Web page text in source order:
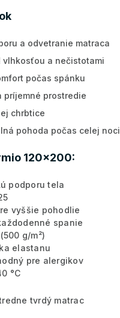
a odvetranie matraca
vlhkosťou a nečistotami
počas spánku
príjemné prostredie
chrbtice
pohoda počas celej noci
120x200:
podporu tela
vyššie pohodlie
spanie
g/m²)
elastanu
pre alergikov
°C
tvrdý matrac